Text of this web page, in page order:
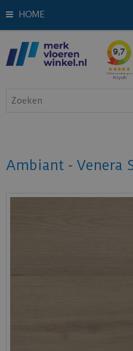
HOME
Ambiant - Venera